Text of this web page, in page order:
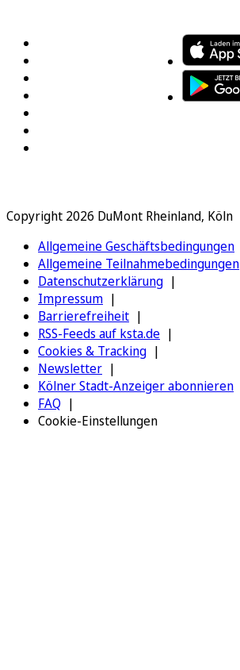
Copyright 2026 DuMont Rheinland, Köln
Allgemeine Geschäftsbedingungen
Allgemeine Teilnahmebedingungen
Datenschutzerklärung
Impressum
Barrierefreiheit
RSS-Feeds auf ksta.de
Cookies & Tracking
Newsletter
Kölner Stadt-Anzeiger abonnieren
FAQ
Cookie-Einstellungen